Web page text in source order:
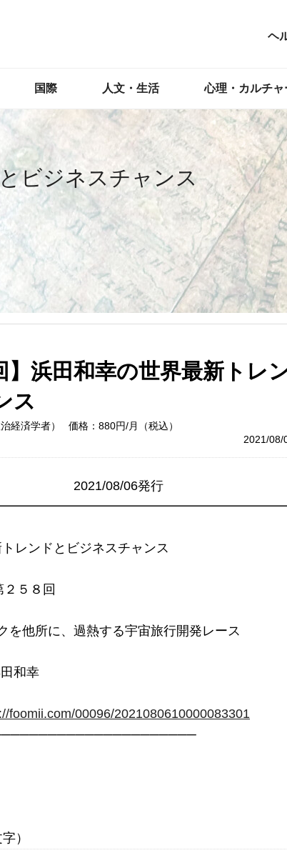
ヘ
国際 人文・生活 心理・カルチャ
ビジネスチャンス
】浜田和幸の世界最新トレ
ス
経済学者）
価格：880円/月（税込）
2021/08/
他所に、過熱する宇宙旅行開発レース
foomii.com/00096/2021080610000083301